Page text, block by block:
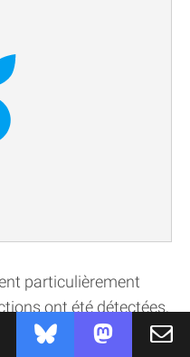
particulièrement
ont été détectées,
interrompu sa